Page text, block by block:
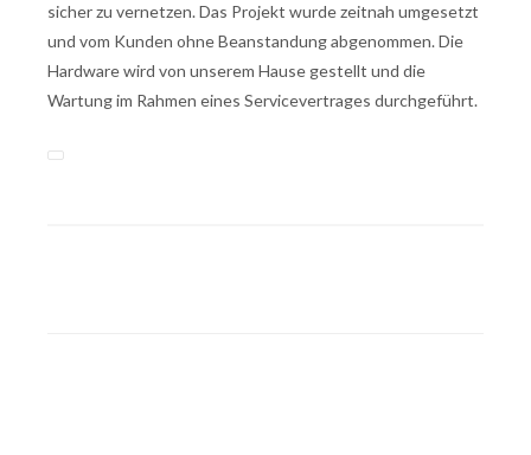
sicher zu vernetzen. Das Projekt wurde zeitnah umgesetzt
und vom Kunden ohne Beanstandung abgenommen. Die
Hardware wird von unserem Hause gestellt und die
Wartung im Rahmen eines Servicevertrages durchgeführt.